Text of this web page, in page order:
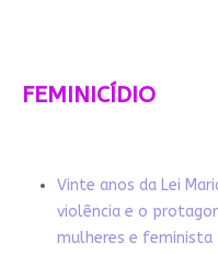
FEMINICÍDIO
Vinte anos da Lei
violência e o
mulheres e feminista